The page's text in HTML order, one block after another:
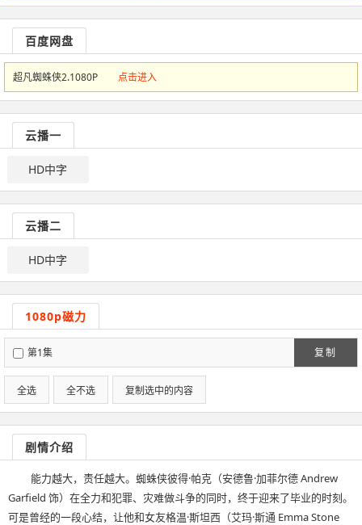
百度网盘
超凡蜘蛛侠2.1080P 点击进入
云播一
HD中字
云播二
HD中字
1080p磁力
复制
第1集
全选 全不选 复制选中的内容
剧情介绍
能力越大，责任越大。蜘蛛侠彼得·帕克（安德鲁·加菲尔德 Andrew
Garfield 饰）在全力和犯罪、灾难做斗争的同时，终于迎来了毕业的时刻。
可是曾经的一段心结，让他和女友格温·斯坦西（艾玛·斯通 Emma Stone